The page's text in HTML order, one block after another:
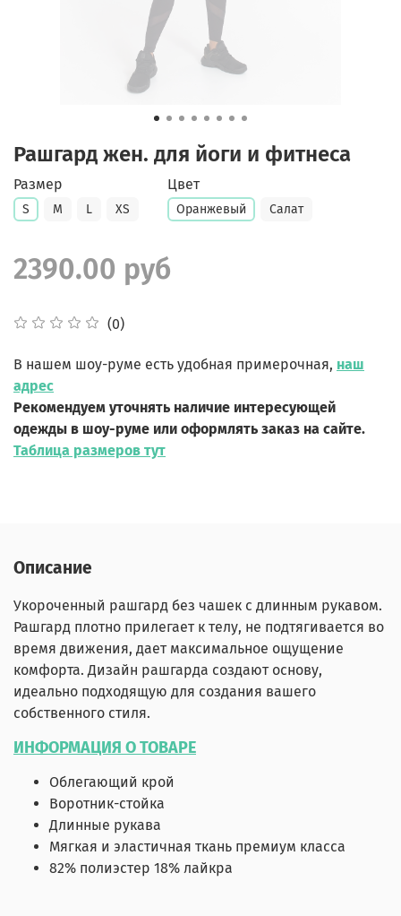
Рашгард жен. для йоги и фитнеса
(0)
Размер
S M L XS
Цвет
Оранжевый Салат
2390.00 руб
В нашем шоу-руме есть удобная примерочная, наш
адрес
Рекомендуем уточнять наличие интересующей
одежды в шоу-руме или оформлять заказ на сайте.
Таблица размеров тут
Описание
Укороченный рашгард без чашек с длинным рукавом.
Рашгард плотно прилегает к телу, не подтягивается во
время движения, дает максимальное ощущение
комфорта. Дизайн рашгарда создают основу,
идеально подходящую для создания вашего
собственного стиля.
ИНФОРМАЦИЯ О ТОВАРЕ
Облегающий крой
Воротник-стойка
Длинные рукава
Мягкая и эластичная ткань премиум класса
82% полиэстер 18% лайкра